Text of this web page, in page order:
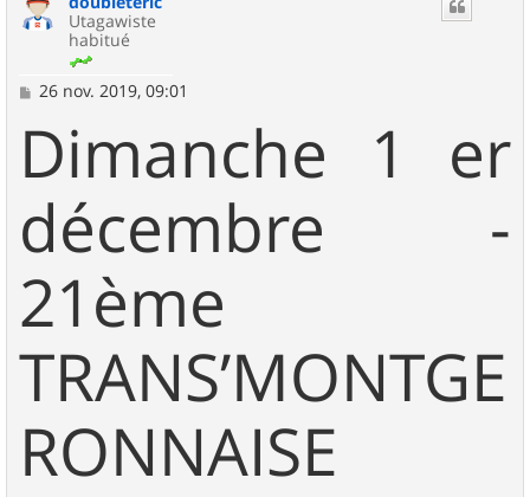
Utagawiste
habitué
M
s
g
26 nov. 2019, 09:01
Dimanche 1 er
décembre -
21ème
TRANS’MONTGE
RONNAISE